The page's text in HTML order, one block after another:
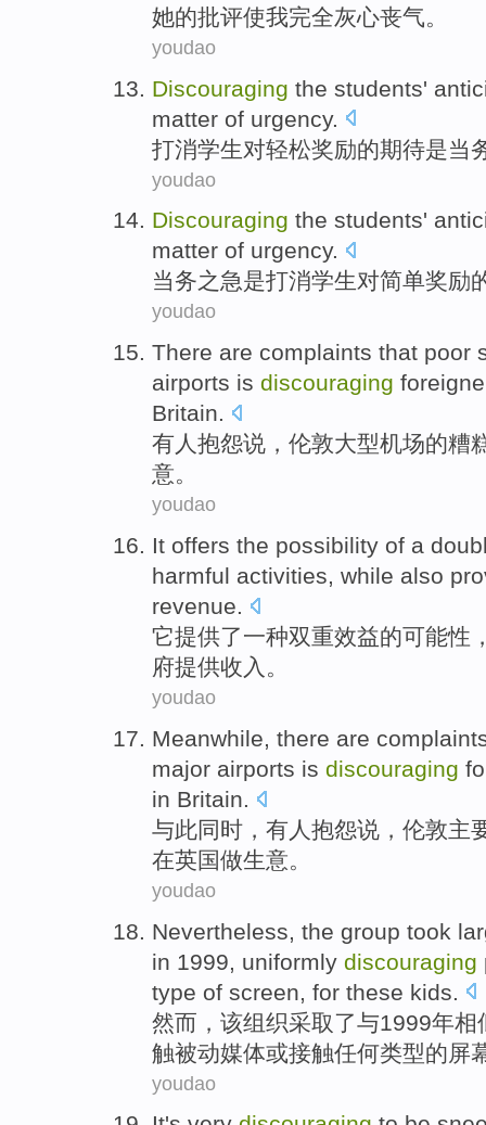
她的批评使我完全灰心丧气。
youdao
Discouraging the students'
matter of urgency.
打消学生对轻松奖励的期待是当
youdao
Discouraging the students'
matter of urgency.
当务之急是打消学生对简单奖励
youdao
There are complaints that poor
airports is discouraging
Britain.
有人 抱怨说， 伦敦大型机场的糟
意。
youdao
It offers the possibility of a
harmful activities, while also
revenue.
它提供了一种双重效益的可能性
府提供收入。
youdao
Meanwhile, there are
major airports is discouraging
in Britain.
与此同时 ， 有人 抱怨说， 伦敦主
在英国做生意。
youdao
Nevertheless the group took
in 1999, uniformly discouraging
type of screen , for these kids
然而 ， 该组织采取了与1999年相
触被动媒体或接触任何类型的屏
youdao